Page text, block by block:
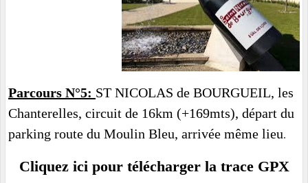
Parcours N°5: ST NICOLAS de BOURGUEIL, les
Chanterelles, circuit de 16km (+169mts), départ du
parking route du Moulin Bleu, arrivée même lieu.
Cliquez ici pour télécharger la trace GPX